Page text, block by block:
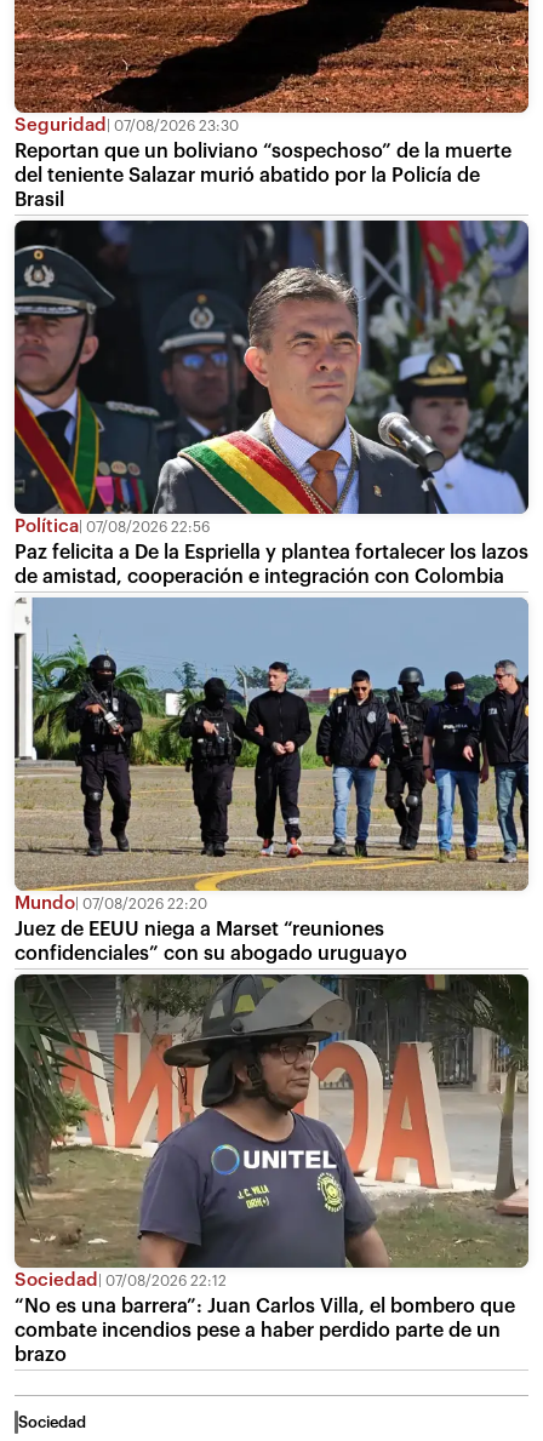
Seguridad 07/08/2026 23:30
Reportan que un boliviano “sospechoso” de la muerte
del teniente Salazar murió abatido por la Policía de
Brasil
Política 07/08/2026 22:56
Paz felicita a De la Espriella y plantea fortalecer los lazos
de amistad, cooperación e integración con Colombia
Mundo 07/08/2026 22:20
Juez de EEUU niega a Marset “reuniones
confidenciales” con su abogado uruguayo
Sociedad 07/08/2026 22:12
“No es una barrera”: Juan Carlos Villa, el bombero que
combate incendios pese a haber perdido parte de un
brazo
Sociedad